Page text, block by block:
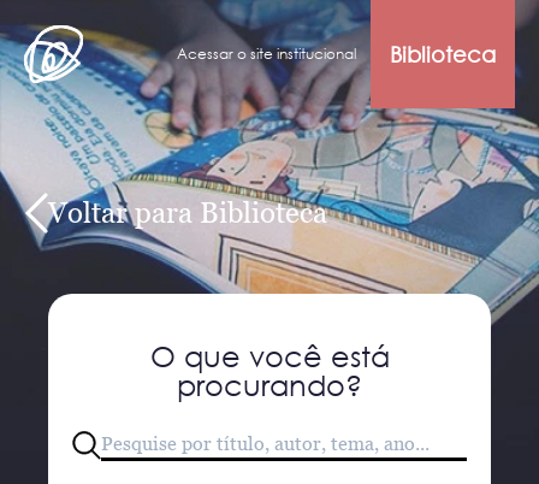
Acessar o site institucional Biblioteca
Voltar para Biblioteca
O que você está
procurando?